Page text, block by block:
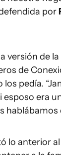
por
versión de
de
los pedía.
esposo era
hablábamos
lo anterior